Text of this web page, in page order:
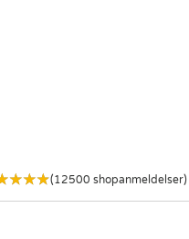
(12500 shopanmeldelser)